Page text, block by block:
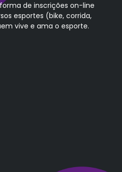
de inscrições on-line
esportes (bike, corrida,
vive e ama o esporte.